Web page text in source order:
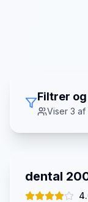
Filtrer
Viser 3 af
dental